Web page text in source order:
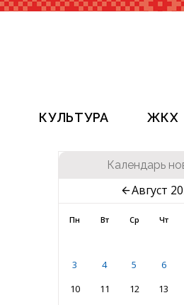
КУЛЬТУРА ЖКХ
Календарь
Август
Пн Вт Ср Чт
3
4 5 6
10
11 12 13